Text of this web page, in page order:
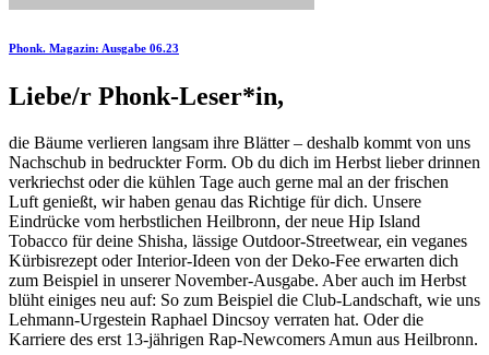
Phonk. Magazin: Ausgabe 06.23
Liebe/r Phonk-Leser*in,
die Bäume verlieren langsam ihre Blätter – deshalb kommt von uns
Nachschub in bedruckter Form. Ob du dich im Herbst lieber drinnen
verkriechst oder die kühlen Tage auch gerne mal an der frischen
Luft genießt, wir haben genau das Richtige für dich. Unsere
Eindrücke vom herbstlichen Heilbronn, der neue Hip Island
Tobacco für deine Shisha, lässige Outdoor-Streetwear, ein veganes
Kürbisrezept oder Interior-Ideen von der Deko-Fee erwarten dich
zum Beispiel in unserer November-Ausgabe. Aber auch im Herbst
blüht einiges neu auf: So zum Beispiel die Club-Landschaft, wie uns
Lehmann-Urgestein Raphael Dincsoy verraten hat. Oder die
Karriere des erst 13-jährigen Rap-Newcomers Amun aus Heilbronn.